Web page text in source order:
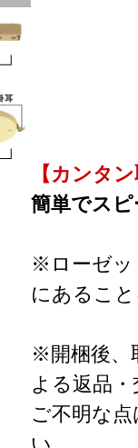
【カンタン
簡単でス
※ローゼッ
にあるこ
※開梱後、
よる返品
ご不明な